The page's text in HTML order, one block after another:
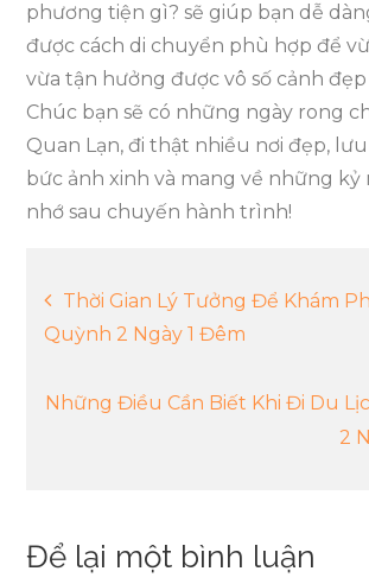
phương tiện gì? sẽ giúp bạn dễ
được cách di chuyển phù hợp để
vừa tận hưởng được vô số cảnh
Chúc bạn sẽ có những ngày rong
Quan Lạn, đi thật nhiều nơi đẹp,
bức ảnh xinh và mang về những kỷ
nhớ sau chuyến hành trình!
Điều
hướng
bài
Thời Gian Lý Tưởng Để Khám
Quỳnh 2 Ngày 1 Đêm
Những Điều Cần Biết Khi Đi Du
2
Để lại một bình luận